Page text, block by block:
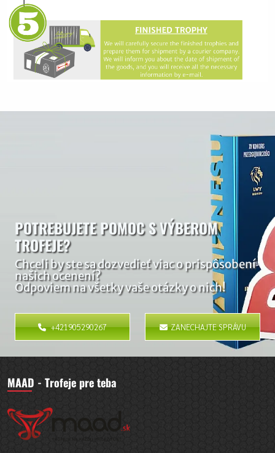
POTREBUJETE POMOC S VÝBEROM
TROFEJE?
Chceli by ste sa dozvedieť viac o prispôsobení
našich ocenení?
Odpoviem na všetky vaše otázky o nich!
+421905290267 ZANECHAJTE SPRÁVU
MAAD - Trofeje pre teba